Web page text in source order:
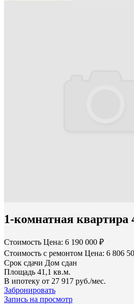
1-комнатная квартира
Стоимость Цена: 6 190 000 ₽
Стоимость с ремонтом Цена: 6 806
Срок сдачи Дом сдан
Площадь 41,1 кв.м.
В ипотеку от 27 917 руб./мес.
Забронировать
Запись на просмотр